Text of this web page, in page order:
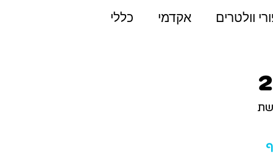
וולטרים אקדמי כללי